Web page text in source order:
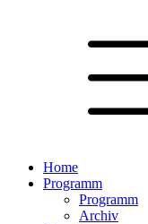
Home
Programm
Programm
Archiv